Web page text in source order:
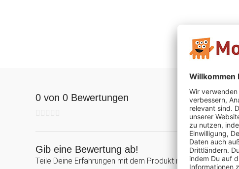
0 von 0 Bewertungen
Gib eine Bewertung ab!
Teile Deine Erfahrungen mit dem Produkt mit anderen